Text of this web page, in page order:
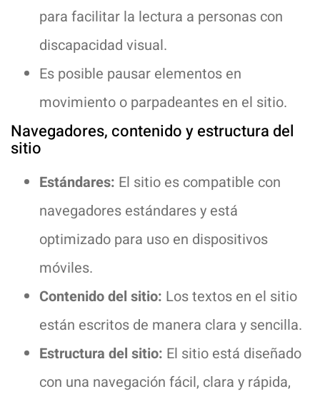
para facilitar la lectura a personas con
discapacidad visual.
Es posible pausar elementos en
movimiento o parpadeantes en el sitio.
Navegadores, contenido y estructura del
sitio
Estándares: El sitio es compatible con
navegadores estándares y está
optimizado para uso en dispositivos
móviles.
Contenido del sitio: Los textos en el sitio
están escritos de manera clara y sencilla.
Estructura del sitio: El sitio está diseñado
con una navegación fácil, clara y rápida,